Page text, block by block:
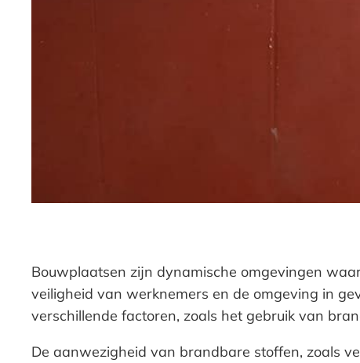
Bouwplaatsen zijn dynamische omgevingen
veiligheid van werknemers en de omgeving in
verschillende factoren, zoals het gebruik van
De aanwezigheid van brandbare stoffen, zoals